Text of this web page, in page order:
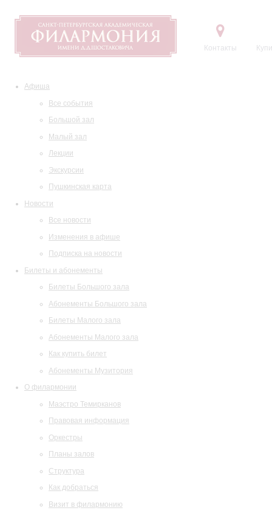
Контакты
Афиша
Все события
Большой зал
Малый зал
Лекции
Экскурсии
Пушкинская карта
Новости
Все новости
Изменения в афише
Подписка на новости
Билеты и абонементы
Билеты Большого зала
Абонементы Большого зала
Билеты Малого зала
Абонементы Малого зала
Как купить билет
Абонементы Музитория
О филармонии
Маэстро Темирканов
Правовая информация
Оркестры
Планы залов
Структура
Как добраться
Визит в филармонию